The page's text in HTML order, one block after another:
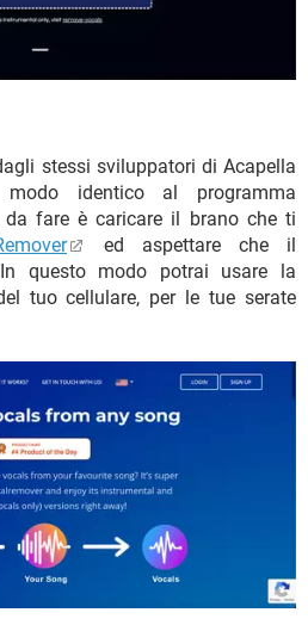
stessi sviluppatori di Acapella
identico al programma
da fare è caricare il brano che ti
ed aspettare che il
questo modo potrai usare la
tuo cellulare, per le tue serate